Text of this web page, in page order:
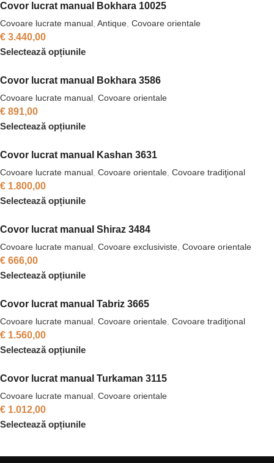
Covor lucrat manual Bokhara 10025
Covoare lucrate manual Antique Covoare orientale
€ 3.440,00
Selectează opțiunile
Covor lucrat manual Bokhara 3586
Covoare lucrate manual Covoare orientale
€ 891,00
Selectează opțiunile
Covor lucrat manual Kashan 3631
Covoare lucrate manual Covoare orientale Covoare tradiţional
€ 1.800,00
Selectează opțiunile
Covor lucrat manual Shiraz 3484
Covoare lucrate manual Covoare exclusiviste Covoare orientale
€ 666,00
Selectează opțiunile
Covor lucrat manual Tabriz 3665
Covoare lucrate manual Covoare orientale Covoare tradiţional
€ 1.560,00
Selectează opțiunile
Covor lucrat manual Turkaman 3115
Covoare lucrate manual Covoare orientale
€ 1.012,00
Selectează opțiunile